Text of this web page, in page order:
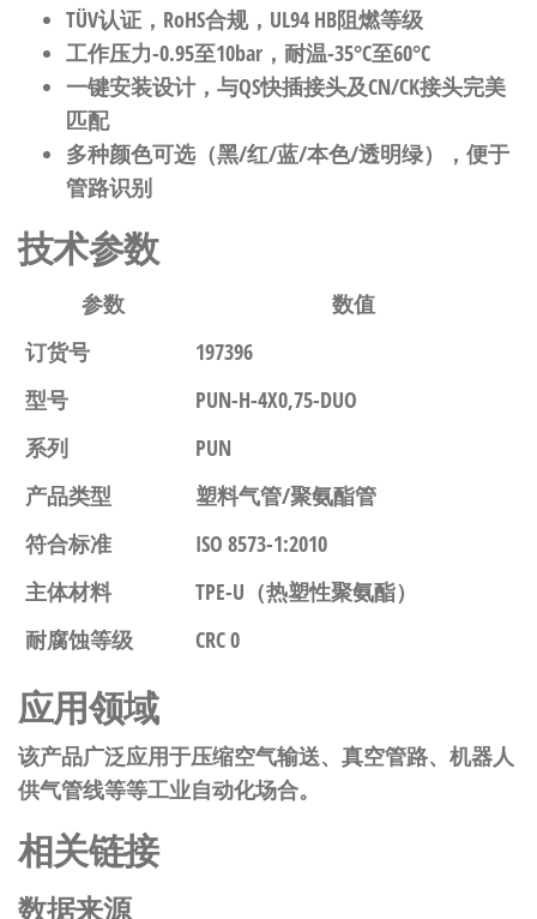
TÜV认证，RoHS合规，UL94 HB阻燃等级
工作压力-0.95至10bar，耐温-35°C至60°C
一键安装设计，与QS快插接头及CN/CK接头完美
匹配
多种颜色可选（黑/红/蓝/本色/透明绿），便于
管路识别
技术参数
参数
数值
订货号
197396
型号
PUN-H-4X0,75-DUO
系列
PUN
产品类型
塑料气管/聚氨酯管
符合标准
ISO 8573-1:2010
主体材料
TPE-U（热塑性聚氨酯）
耐腐蚀等级
CRC 0
应用领域
该产品广泛应用于压缩空气输送、真空管路、机器人
供气管线等等工业自动化场合。
相关链接
数据来源